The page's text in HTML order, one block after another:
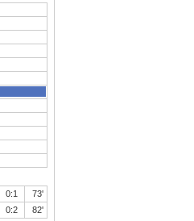
0:1
73'
0:2 82'